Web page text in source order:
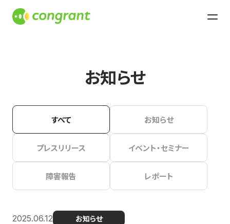
お知らせ
すべて お知らせ
プレスリリース イベント・セミナー
障害報告 レポート
2025.06.12 お知らせ